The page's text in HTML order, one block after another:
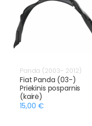
Panda (2003- 2012)
Fiat Panda (03-)
Priekinis posparnis
(kairė)
15,00 €